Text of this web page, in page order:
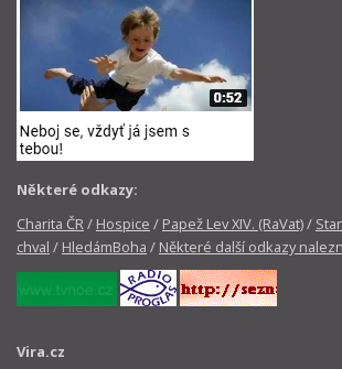
Některé odkazy:
Charita ČR/ Hospice / Papež Lev XIV. (RaVat)/
chval / HledámBoha / Některé další odkazy
Vira.cz